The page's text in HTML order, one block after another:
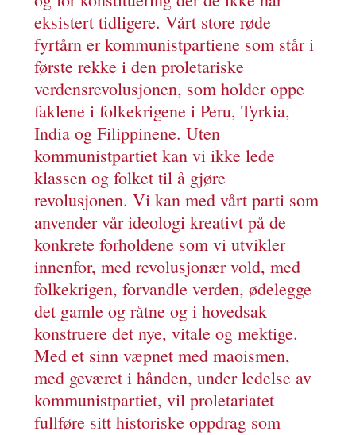
eksistert tidligere. Vårt store røde
fyrtårn er kommunistpartiene som står i
første rekke i den proletariske
verdensrevolusjonen, som holder oppe
faklene i folkekrigene i Peru, Tyrkia,
India og Filippinene. Uten
kommunistpartiet kan vi ikke lede
klassen og folket til å gjøre
revolusjonen. Vi kan med vårt parti som
anvender vår ideologi kreativt på de
konkrete forholdene som vi utvikler
innenfor, med revolusjonær vold, med
folkekrigen, forvandle verden, ødelegge
det gamle og råtne og i hovedsak
konstruere det nye, vitale og mektige.
Med et sinn væpnet med maoismen,
med geværet i hånden, under ledelse av
kommunistpartiet, vil proletariatet
fullføre sitt historiske oppdrag som